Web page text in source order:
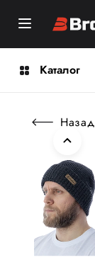
Каталог
Назад